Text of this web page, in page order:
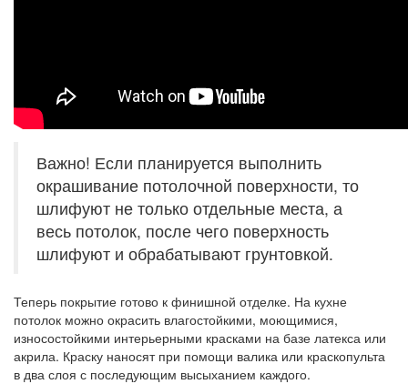
Важно! Если планируется выполнить
окрашивание потолочной поверхности, то
шлифуют не только отдельные места, а
весь потолок, после чего поверхность
шлифуют и обрабатывают грунтовкой.
Теперь покрытие готово к финишной отделке. На кухне
потолок можно окрасить влагостойкими, моющимися,
износостойкими интерьерными красками на базе латекса или
акрила. Краску наносят при помощи валика или краскопульта
в два слоя с последующим высыханием каждого.